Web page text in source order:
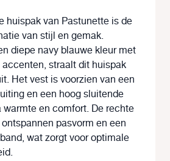
huispak van Pastunette is de
van stijl en gemak.
diepe navy blauwe kleur met
straalt dit huispak
Het vest is voorzien van een
en een hoog sluitende
warmte en comfort. De rechte
pasvorm en een
wat zorgt voor optimale